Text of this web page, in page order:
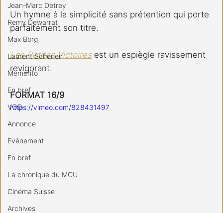
Jean-Marc Detrey
Remy Dewarrat
Max Borg
Laurent Scherlen
Memento
En bref
VOD
Annonce
Evénement
En bref
La chronique du MCU
Cinéma Suisse
Archives
Un hymne à la simplicité sans prétention qui porte
parfaitement son titre.
Les Petites Victoires est un espiègle ravissement
revigorant.
FORMAT 16/9
https://vimeo.com/828431497